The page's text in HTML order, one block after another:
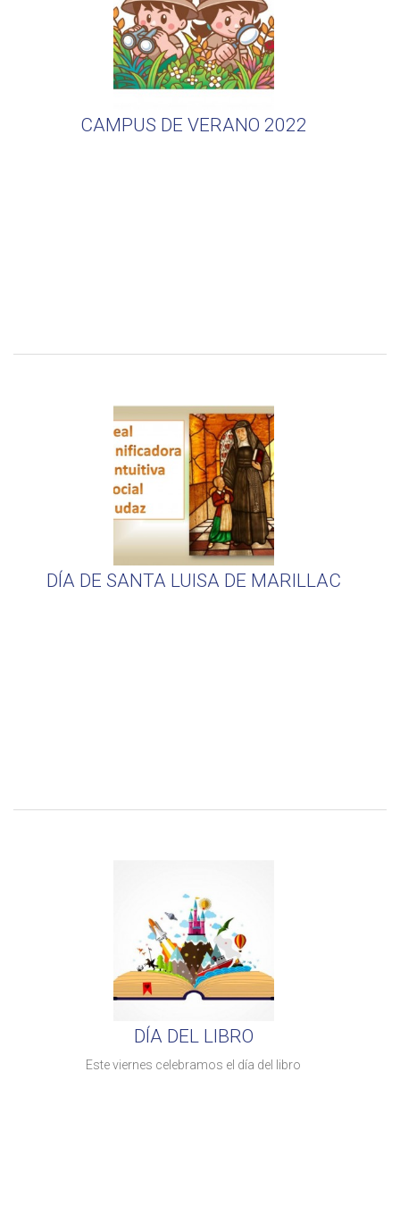
CAMPUS DE VERANO 2022
DÍA DE SANTA LUISA DE MARILLAC
DÍA DEL LIBRO
Este viernes celebramos el día del libro